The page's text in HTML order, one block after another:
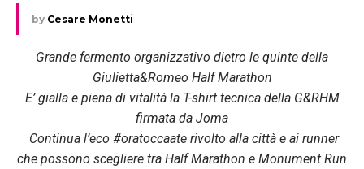
by Cesare Monetti
Grande fermento organizzativo dietro le quinte della
Giulietta&Romeo Half Marathon
E’ gialla e piena di vitalità la T-shirt tecnica della G&RHM
firmata da Joma
Continua l’eco #oratoccaate rivolto alla città e ai runner
che possono scegliere tra Half Marathon e Monument Run